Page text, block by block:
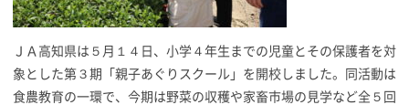
ＪＡ高知県は５月１４日、小学４年生までの児童とその保護者を対
象とした第３期「親子あぐりスクール」を開校しました。同活動は
食農教育の一環で、今期は野菜の収穫や家畜市場の見学など全５回